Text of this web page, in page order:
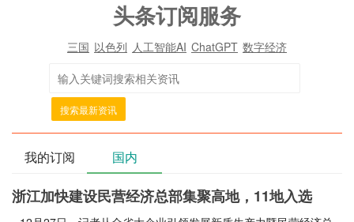
头条订阅服务
三国 以色列 人工智能AI ChatGPT 数字经济
搜索最新资讯
我的订阅 国内
浙江加快建设民营经济总部集聚高地，11地入选